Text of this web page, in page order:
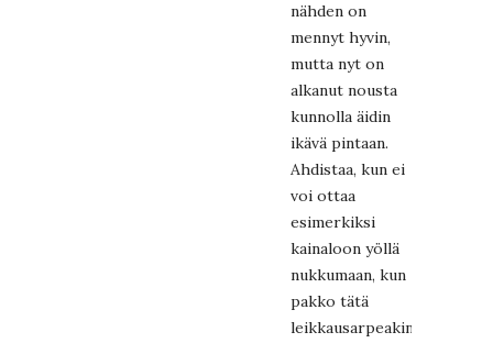
nähden on
mennyt hyvin,
mutta nyt on
alkanut nousta
kunnolla äidin
ikävä pintaan.
Ahdistaa, kun ei
voi ottaa
esimerkiksi
kainaloon yöllä
nukkumaan, kun
pakko tätä
leikkausarpeakin